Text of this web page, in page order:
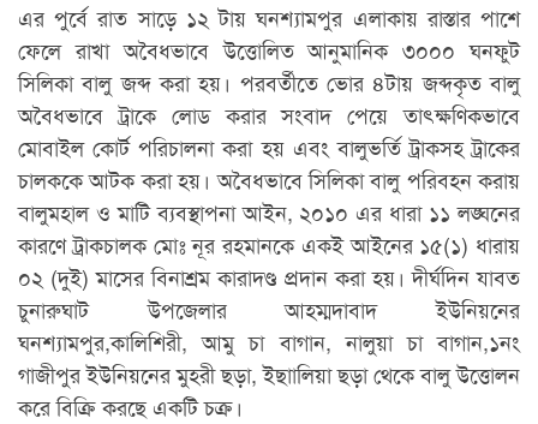
এর পুর্বে রাত সাড়ে ১২ টায় ঘনশ্যামপুর এলাকায় রাস্তার পাশে
ফেলে রাখা অবৈধভাবে উত্তোলিত আনুমানিক ৩০০০ ঘনফুট
সিলিকা বালু জব্দ করা হয়। পরবর্তীতে ভোর ৪টায় জব্দকৃত বালু
অবৈধভাবে ট্রাকে লোড করার সংবাদ পেয়ে তাৎক্ষণিকভাবে
মোবাইল কোর্ট পরিচালনা করা হয় এবং বালুভর্তি ট্রাকসহ ট্রাকের
চালককে আটক করা হয়। অবৈধভাবে সিলিকা বালু পরিবহন করায়
বালুমহাল ও মাটি ব্যবস্থাপনা আইন, ২০১০ এর ধারা ১১ লঙ্ঘনের
কারণে ট্রাকচালক মোঃ নূর রহমানকে একই আইনের ১৫(১) ধারায়
০২ (দুই) মাসের বিনাশ্রম কারাদণ্ড প্রদান করা হয়। দীর্ঘদিন যাবত
চুনারুঘাট উপজেলার আহম্মদাবাদ ইউনিয়নের
ঘনশ্যামপুর,কালিশিরী, আমু চা বাগান, নালুয়া চা বাগান,১নং
গাজীপুর ইউনিয়নের মুহরী ছড়া, ইছাালিয়া ছড়া থেকে বালু উত্তোলন
করে বিক্রি করছে একটি চক্র।